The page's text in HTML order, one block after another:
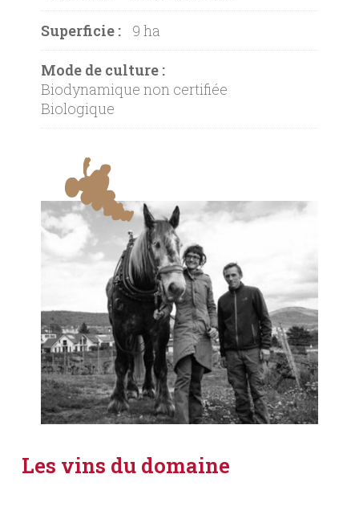
Superficie : 9 ha
Mode de culture :
Biodynamique non certifiée
Biologique
Les vins du domaine